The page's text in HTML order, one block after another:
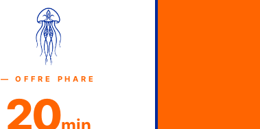
— OFFRE PHARE
20